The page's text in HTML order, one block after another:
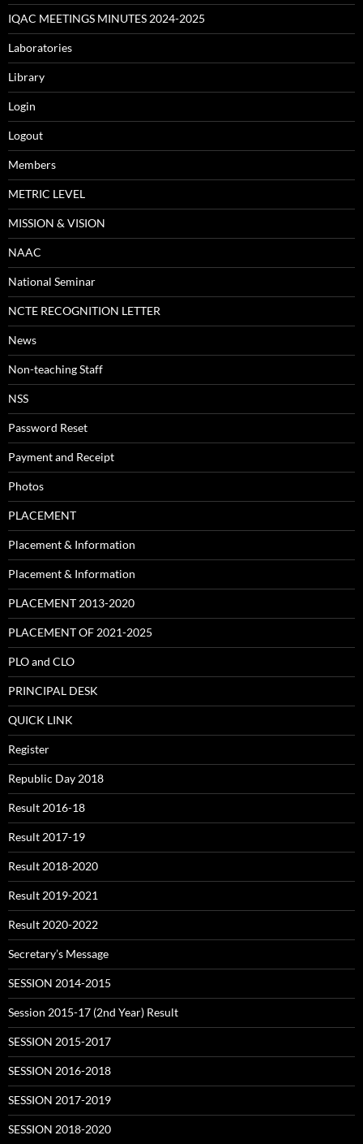
IQAC MEETINGS MINUTES 2024-2025
Laboratories
Library
Login
Logout
Members
METRIC LEVEL
MISSION & VISION
NAAC
National Seminar
NCTE RECOGNITION LETTER
News
Non-teaching Staff
NSS
Password Reset
Payment and Receipt
Photos
PLACEMENT
Placement & Information
Placement & Information
PLACEMENT 2013-2020
PLACEMENT OF 2021-2025
PLO and CLO
PRINCIPAL DESK
QUICK LINK
Register
Republic Day 2018
Result 2016-18
Result 2017-19
Result 2018-2020
Result 2019-2021
Result 2020-2022
Secretary’s Message
SESSION 2014-2015
Session 2015-17 (2nd Year) Result
SESSION 2015-2017
SESSION 2016-2018
SESSION 2017-2019
SESSION 2018-2020